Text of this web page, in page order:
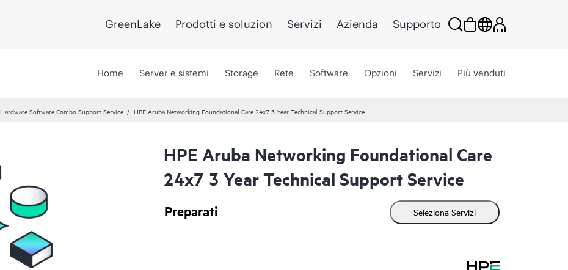
GreenLake Prodotti e soluzion Servizi Azienda Supporto
Home Server e sistemi Storage Rete Software Opzioni Servizi Più venduti
Hardware Software Combo Support Service HPE Aruba Networking Foundational Care 24x7 3 Year Technical Support Service
HPE Aruba Networking Foundational Care
24x7 3 Year Technical Support Service
Preparati Seleziona Servizi